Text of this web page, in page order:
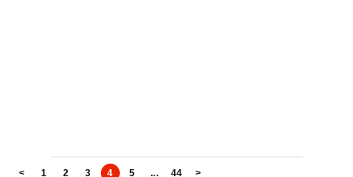
< 1 2 3 4 5 ... 44 >